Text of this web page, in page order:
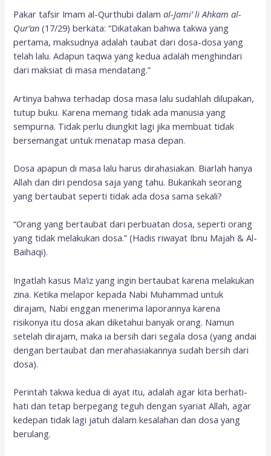
Pakar tafsir Imam al-Qurthubi dalamal-Jami’ li Ahkam al-
Qur’an (17/29) berkata: “Dikatakan bahwa takwa yang
pertama, maksudnya adalah taubat dari dosa-dosa yang
telah lalu. Adapun taqwa yang kedua adalah menghindari
dari maksiat di masa mendatang.”
Artinya bahwa terhadap dosa masa lalu sudahlah dilupakan,
tutup buku. Karena memang tidak ada manusia yang
sempurna. Tidak perlu diungkit lagi jika membuat tidak
bersemangat untuk menatap masa depan.
Dosa apapun di masa lalu harus dirahasiakan. Biarlah hanya
Allah dan diri pendosa saja yang tahu. Bukankah seorang
yang bertaubat seperti tidak ada dosa sama sekali?
“Orang yang bertaubat dari perbuatan dosa, seperti orang
yang tidak melakukan dosa.” (Hadis riwayat Ibnu Majah & Al-
Baihaqi).
Ingatlah kasus Ma’iz yang ingin bertaubat karena melakukan
zina. Ketika melapor kepada Nabi Muhammad untuk
dirajam, Nabi enggan menerima laporannya karena
risikonya itu dosa akan diketahui banyak orang. Namun
setelah dirajam, maka ia bersih dari segala dosa (yang andai
dengan bertaubat dan merahasiakannya sudah bersih dari
dosa).
Perintah takwa kedua di ayat itu, adalah agar kita berhati-
hati dan tetap berpegang teguh dengan syariat Allah, agar
kedepan tidak lagi jatuh dalam kesalahan dan dosa yang
berulang.